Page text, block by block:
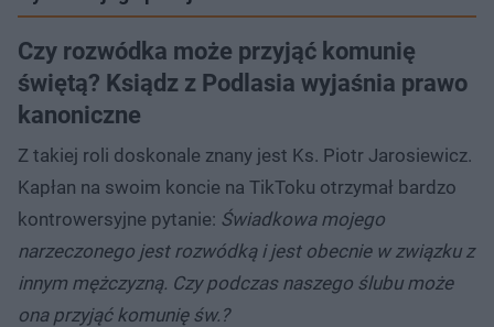
Czy rozwódka może przyjąć komunię
świętą? Ksiądz z Podlasia wyjaśnia prawo
kanoniczne
Z takiej roli doskonale znany jest Ks. Piotr Jarosiewicz.
Kapłan na swoim koncie na TikToku otrzymał bardzo
kontrowersyjne pytanie: Świadkowa mojego
narzeczonego jest rozwódką i jest obecnie w związku z
innym mężczyzną. Czy podczas naszego ślubu może
ona przyjąć komunię św.?